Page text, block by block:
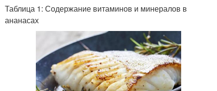
Таблица 1: Содержание витаминов и минералов в
ананасах